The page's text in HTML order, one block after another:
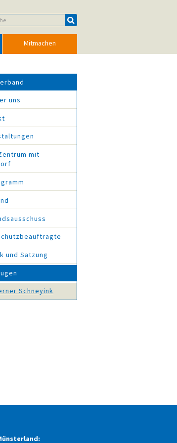
Mitmachen
uns
mit
und Satzung
Schneyink